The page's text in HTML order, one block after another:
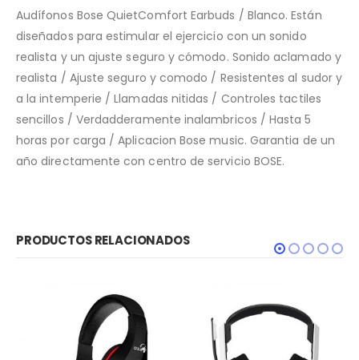
Audífonos Bose QuietComfort Earbuds / Blanco. Están
diseñados para estimular el ejercicio con un sonido
realista y un ajuste seguro y cómodo. Sonido aclamado y
realista / Ajuste seguro y comodo / Resistentes al sudor y
a la intemperie / Llamadas nitidas / Controles tactiles
sencillos / Verdadderamente inalambricos / Hasta 5
horas por carga / Aplicacion Bose music. Garantia de un
año directamente con centro de servicio BOSE.
PRODUCTOS RELACIONADOS